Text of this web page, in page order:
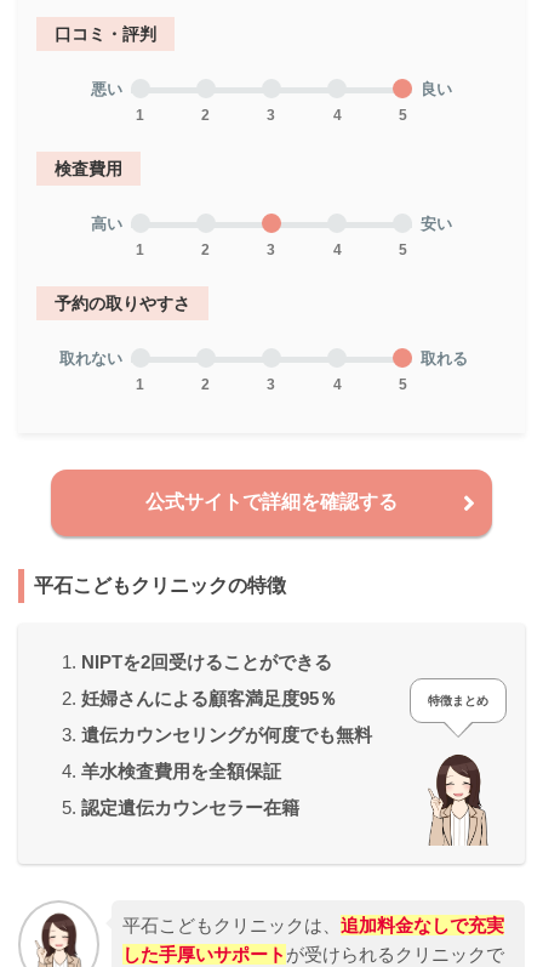
口コミ・評判
悪い
1 2 3 4 5
良い
検査費用
高い
1 2 3 4 5
安い
予約の取りやすさ
取れない
1 2 3 4 5
取れる
公式サイトで詳細を確認する
平石こどもクリニックの特徴
NIPTを2回受けることができる
妊婦さんによる顧客満足度95％
遺伝カウンセリングが何度でも無料
羊水検査費用を全額保証
認定遺伝カウンセラー在籍
特徴まとめ
平石こどもクリニックは、 追加料金なしで充実
した手厚いサポート が受けられるクリニックで